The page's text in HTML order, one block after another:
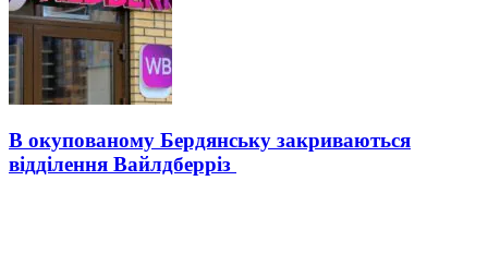
В окупованому Бердянську закриваються
відділення Вайлдберріз